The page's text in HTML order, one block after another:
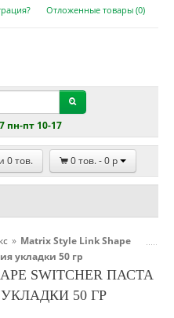
Отложенные товары (0)
пн-пт 10-17
0тов. 0тов. -0 p
» Matrix Style Link Shape
укладки 50 гр
SWITCHER ПАСТА
50 ГР